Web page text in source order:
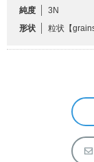
純度
3N
形状
粒状 【